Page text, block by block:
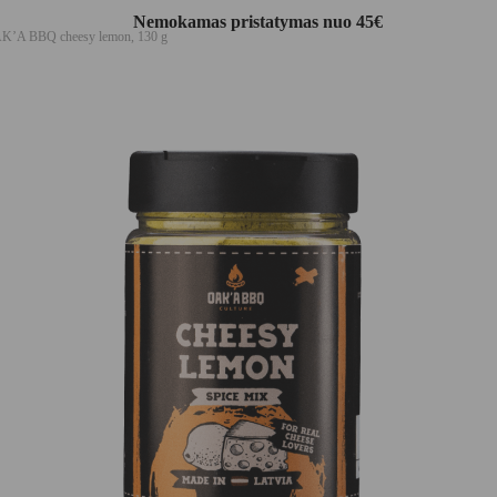
Nemokamas pristatymas nuo 45€
BBQ cheesy lemon, 130 g